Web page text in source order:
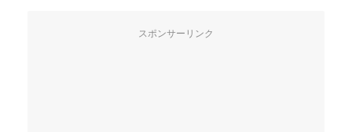
スポンサーリンク